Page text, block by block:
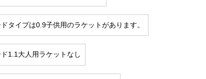
タイプは0.9子供用のラケットがあります。
1.1大人用ラケットなし